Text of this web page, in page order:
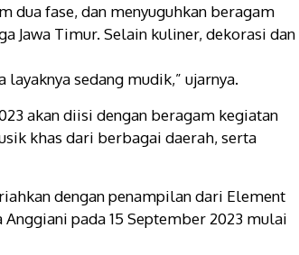
dua fase, dan menyuguhkan beragam
Jawa Timur. Selain kuliner, dekorasi dan
layaknya sedang mudik,” ujarnya.
akan diisi dengan beragam kegiatan
khas dari berbagai daerah, serta
dengan penampilan dari Element
Anggiani pada 15 September 2023 mulai